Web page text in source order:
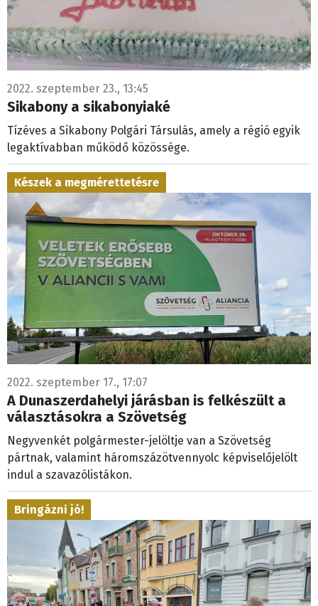
2022. szeptember 23., 13:45
Sikabony a sikabonyiaké
Tízéves a Sikabony Polgári Társulás, amely a régió egyik
legaktívabban működő közössége.
Készek a megmérettetésre
2022. szeptember 17., 17:07
A Dunaszerdahelyi járásban is felkészült a
választásokra a Szövetség
Negyvenkét polgármester-jelöltje van a Szövetség
pártnak, valamint háromszázötvennyolc képviselőjelölt
indul a szavazólistákon.
Bringázni jó!